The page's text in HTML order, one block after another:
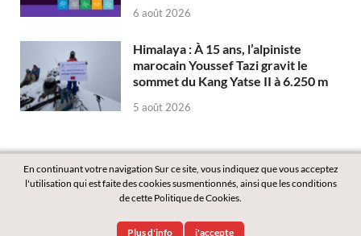
6 août 2026
Himalaya : À 15 ans, l’alpiniste
marocain Youssef Tazi gravit le
sommet du Kang Yatse II à 6.250 m
5 août 2026
En continuant votre navigation Sur ce site, vous indiquez que vous acceptez
l'utilisation qui est faite des cookies susmentionnés, ainsi que les conditions
de cette Politique de Cookies.
Plus d'info j'accepte